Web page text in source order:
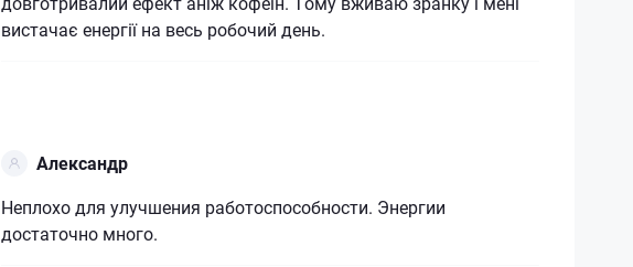
вистачає енергії на весь робочий день.
Александр
Неплохо для улучшения работоспособности. Энергии
достаточно много.